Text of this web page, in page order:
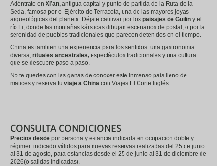
Adéntrate en Xi’an, antigua capital y punto de partida de la Ruta de la
Seda, famosa por el Ejército de Terracota, una de las mayores joyas
arqueológicas del planeta. Déjate cautivar por los paisajes de Guilin y el
río Li, donde las montañas kársticas dibujan escenarios de postal, o por la
serenidad de pueblos tradicionales que parecen detenidos en el tiempo.
China es también una experiencia para los sentidos: una gastronomía
diversa, rituales ancestrales, espectáculos tradicionales y una cultura
que se descubre paso a paso.
No te quedes con las ganas de conocer este inmenso país lleno de
matices y reserva tu viaje a China con Viajes El Corte Inglés.
CONSULTA CONDICIONES
Precios desde por persona y estancia indicada en ocupación doble y
régimen indicado válidos para nuevas reservas realizadas del 25 de junio
al 31 de agosto, para estancias desde el 25 de junio al 31 de diciembre de
2026(o salidas indicadas).